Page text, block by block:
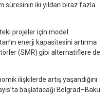
süresinin iki yıldan biraz fazla
projeler için model
enerji kapasitesini artırma
(SMR) gibi alternatiflere de
ilişkilerde artış yaşandığını
başlatacağı Belgrad–Bakü